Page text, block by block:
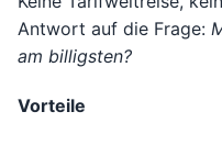
Antwort auf die Frage:
am billigsten?
Vorteile